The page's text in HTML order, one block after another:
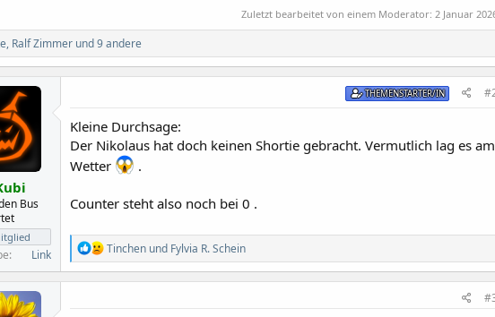
Zuletzt bearbeitet von einem Moderator: 2 Januar
, Ralf Zimmer und 9 andere
Bus
Link
THEMENSTARTER/IN
Kleine Durchsage:
Der Nikolaus hat doch keinen Shortie gebracht. Vermutlich lag es am
Wetter
.
Counter steht also noch bei 0 .
R
e
a
Tinchen und Fylvia R. Schein